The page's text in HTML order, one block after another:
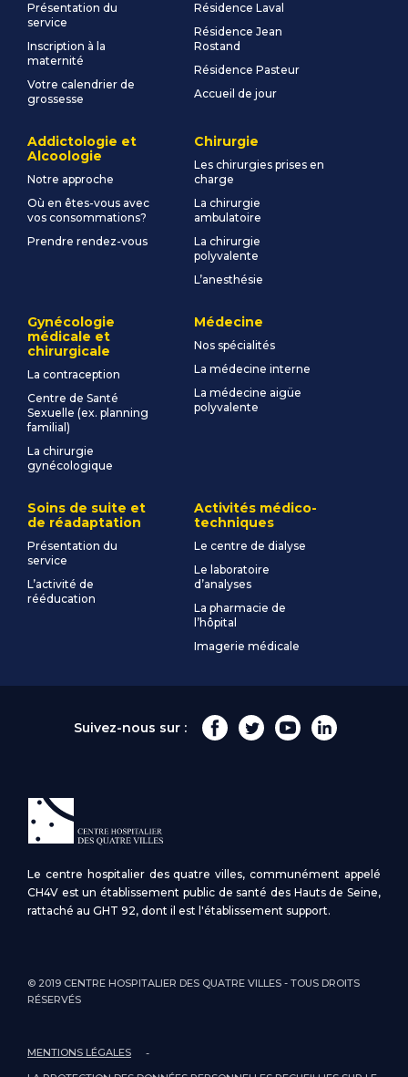
Présentation du
service
Inscription à la
maternité
Votre calendrier de
grossesse
Résidence Laval
Résidence Jean
Rostand
Résidence Pasteur
Accueil de jour
Addictologie et
Alcoologie
Notre approche
Où en êtes-vous avec
vos consommations?
Prendre rendez-vous
Chirurgie
Les chirurgies prises en
charge
La chirurgie
ambulatoire
La chirurgie
polyvalente
L’anesthésie
Gynécologie
médicale et
chirurgicale
La contraception
Centre de Santé
Sexuelle (ex. planning
familial)
La chirurgie
gynécologique
Médecine
Nos spécialités
La médecine interne
La médecine aigüe
polyvalente
Soins de suite et
de réadaptation
Présentation du
service
L’activité de
rééducation
Activités médico-
techniques
Le centre de dialyse
Le laboratoire
d’analyses
La pharmacie de
l’hôpital
Imagerie médicale
Suivez-nous sur :
Le centre hospitalier des quatre villes, communément appelé
CH4V est un établissement public de santé des Hauts de Seine,
rattaché au GHT 92, dont il est l'établissement support.
© 2019 CENTRE HOSPITALIER DES QUATRE VILLES - TOUS DROITS
RÉSERVÉS
MENTIONS LÉGALES